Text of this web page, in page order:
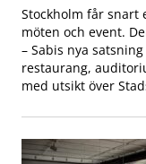
Stockholm får snart
möten och event.
– Sabis nya
restaurang,
med utsikt över